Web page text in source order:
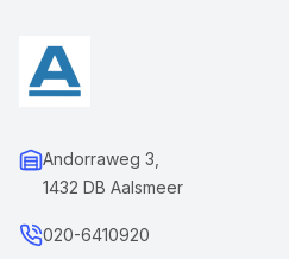
Andorraweg 3,
1432 DB Aalsmeer
020-6410920